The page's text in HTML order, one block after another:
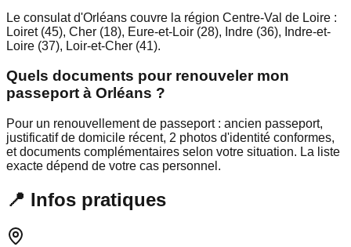
Le consulat d'Orléans couvre la région Centre-Val de Loire :
Loiret (45), Cher (18), Eure-et-Loir (28), Indre (36), Indre-et-
Loire (37), Loir-et-Cher (41).
Quels documents pour renouveler mon
passeport à Orléans ?
Pour un renouvellement de passeport : ancien passeport,
justificatif de domicile récent, 2 photos d'identité conformes,
et documents complémentaires selon votre situation. La liste
exacte dépend de votre cas personnel.
📍 Infos pratiques